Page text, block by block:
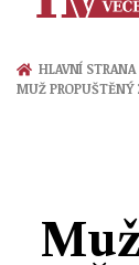
Zprávy
Přerov
Ekonomika
Ženy
Sport
HLAVNÍ STRANA
MUŽ PROPUŠTĚNÝ